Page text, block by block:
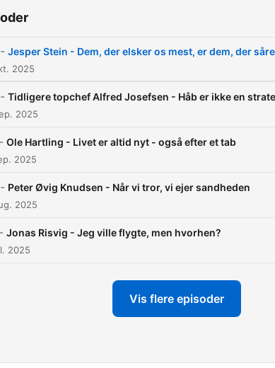
- Jesper Stein - Dem, der elsker os mest, er dem, der
2025
- Tidligere topchef Alfred Josefsen - Håb er ikke en
2025
- Ole Hartling - Livet er altid nyt - også efter et tab
2025
- Peter Øvig Knudsen - Når vi tror, vi ejer sandheden
2025
- Jonas Risvig - Jeg ville flygte, men hvorhen?
2025
Vis flere episoder